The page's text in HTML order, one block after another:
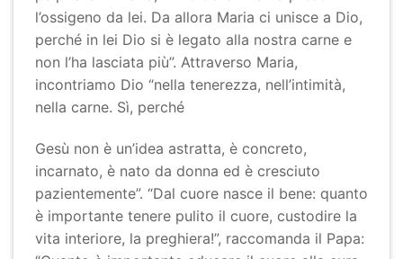
l’ossigeno da lei. Da allora Maria ci unisce a Dio,
perché in lei Dio si è legato alla nostra carne e
non l’ha lasciata più”. Attraverso Maria,
incontriamo Dio “nella tenerezza, nell’intimità,
nella carne. Sì, perché
Gesù non è un’idea astratta, è concreto,
incarnato, è nato da donna ed è cresciuto
pazientemente”. “Dal cuore nasce il bene: quanto
è importante tenere pulito il cuore, custodire la
vita interiore, la preghiera!”, raccomanda il Papa: